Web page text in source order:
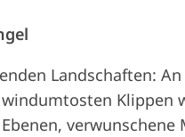
Landschaften:
Klippen
verwunschene